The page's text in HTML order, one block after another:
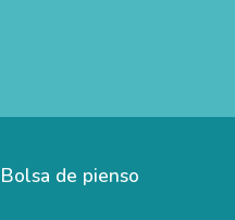
Bolsa de pienso